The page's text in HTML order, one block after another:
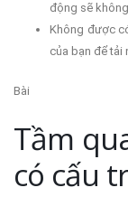
động sẽ
Không được
của bạn để tải
Bài
Tầm
có cấu